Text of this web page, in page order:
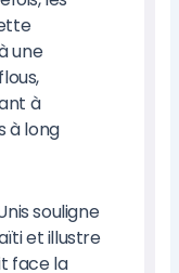
une
à
à long
souligne
et illustre
face la